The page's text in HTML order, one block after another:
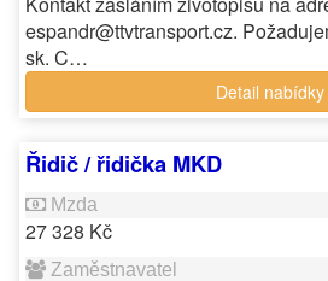
espandr@ttvtransport.cz.
sk. C…
Detail nabídky
Řidič / řidička MKD
27 328 Kč